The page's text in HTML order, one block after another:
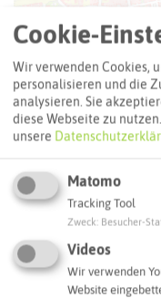
Adresse:
Cookie-
Wir verwenden Cookies,
personalisieren und die
analysieren. Sie
diese Webseite zu nutzen.
unsere
Matomo
Tracking Tool
Zweck Besucher-
Videos
Wir verwenden
Website